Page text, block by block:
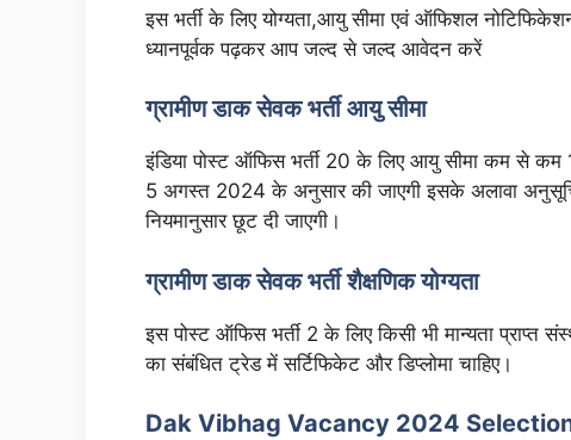
इस भर्ती के लिए योग्यता,आयु सीमा एवं ऑफिशल
ध्यानपूर्वक पढ़कर आप जल्द से जल्द आवेदन करें
ग्रामीण डाक सेवक भर्ती आयु सीमा
इंडिया पोस्ट ऑफिस भर्ती 20 के लिए आयु सीमा कम से
5 अगस्त 2024 के अनुसार की जाएगी इसके अलावा
नियमानुसार छूट दी जाएगी।
ग्रामीण डाक सेवक भर्ती शैक्षणिक योग्यता
इस पोस्ट ऑफिस भर्ती 2 के लिए किसी भी मान्यता प्राप्त
का संबंधित ट्रेड में सर्टिफिकेट और डिप्लोमा चाहिए।
Dak Vibhag Vacancy 2024